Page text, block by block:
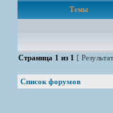
Темы
Страница 1 из 1 [
Список форумов